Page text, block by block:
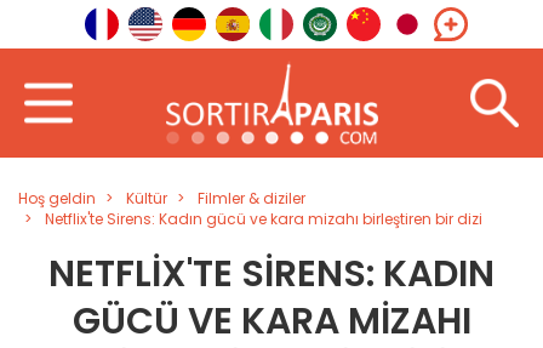
Hoş geldin Kültür
Filmler & diziler
Netflix'te Sirens: Kadın gücü ve kara mizahı birleştiren bir dizi
NETFLIX'TE SIRENS: KADIN
GÜCÜ VE KARA MIZAHI